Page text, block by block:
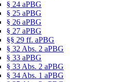
§ 24 aPBG
§ 25 aPBG
§ 26 aPBG
§ 27 aPBG
§§ 29 ff. aPBG
§ 32 Abs. 2 aPBG
§ 33 aPBG
§ 33 Abs. 2 aPBG
§ 34 Abs. 1 aPBG